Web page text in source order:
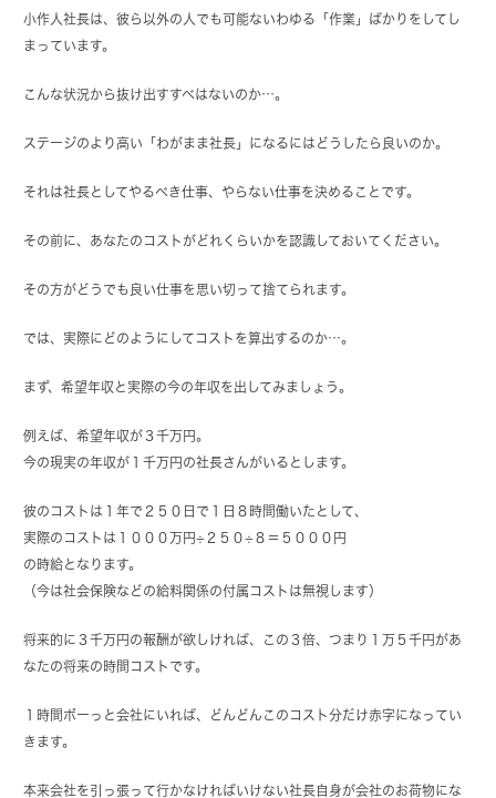
小作人社長は、彼ら以外の人でも可能ないわゆる「作業」ばかりをしてし
まっています。
こんな状況から抜け出すすべはないのか…。
ステージのより高い「わがまま社長」になるにはどうしたら良いのか。
それは社長としてやるべき仕事、やらない仕事を決めることです。
その前に、あなたのコストがどれくらいかを認識しておいてください。
その方がどうでも良い仕事を思い切って捨てられます。
では、実際にどのようにしてコストを算出するのか…。
まず、希望年収と実際の今の年収を出してみましょう。
例えば、希望年収が３千万円。
今の現実の年収が１千万円の社長さんがいるとします。
彼のコストは１年で２５０日で１日８時間働いたとして、
実際のコストは１０００万円÷２５０÷８＝５０００円
の時給となります。
（今は社会保険などの給料関係の付属コストは無視します）
将来的に３千万円の報酬が欲しければ、この３倍、つまり１万５千円があ
なたの将来の時間コストです。
１時間ボーっと会社にいれば、どんどんこのコスト分だけ赤字になってい
きます。
本来会社を引っ張って行かなければいけない社長自身が会社のお荷物にな